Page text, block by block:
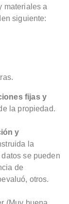
materiales a
siguiente:
fijas y
la propiedad.
y
la
se pueden
de
otros.